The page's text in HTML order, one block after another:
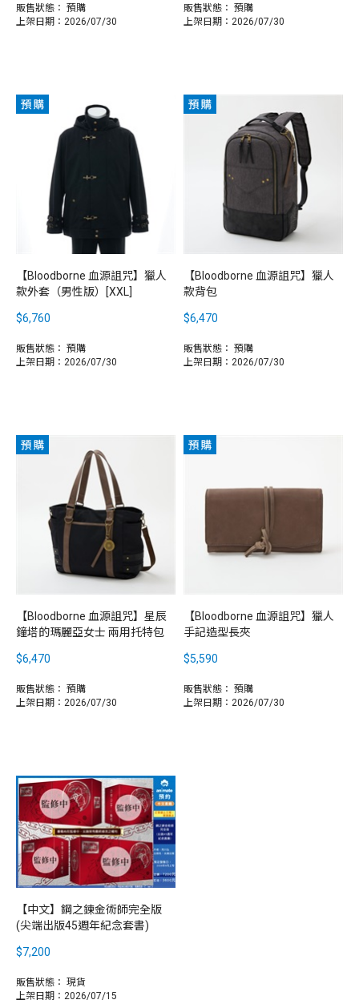
販售狀態： 預購
上架日期：2026/07/30
販售狀態： 預購
上架日期：2026/07/30
【Bloodborne 血源詛咒】獵人
款外套（男性版）[XXL]
$6,760
販售狀態： 預購
上架日期：2026/07/30
【Bloodborne 血源詛咒】獵人
款背包
$6,470
販售狀態： 預購
上架日期：2026/07/30
【Bloodborne 血源詛咒】星辰
鐘塔的瑪麗亞女士 兩用托特包
$6,470
販售狀態： 預購
上架日期：2026/07/30
【Bloodborne 血源詛咒】獵人
手記造型長夾
$5,590
販售狀態： 預購
上架日期：2026/07/30
【中文】鋼之鍊金術師完全版
(尖端出版45週年紀念套書)
$7,200
販售狀態： 現貨
上架日期：2026/07/15